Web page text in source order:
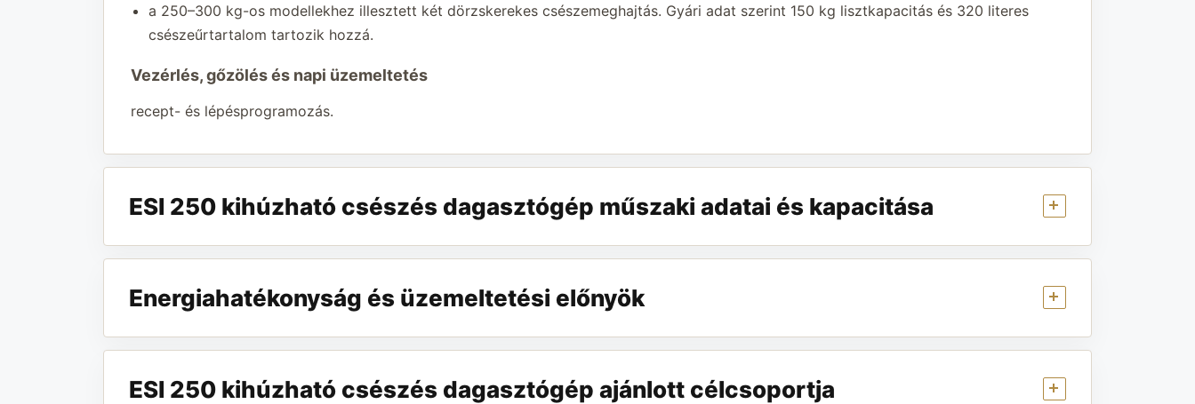
a 250–300 kg-os modellekhez illesztett két dörzskerekes csészemeghajtás. Gyári adat szerint 150 kg lisztkapacitás és 320 literes
csészeűrtartalom tartozik hozzá.
Vezérlés, gőzölés és napi üzemeltetés
recept- és lépésprogramozás.
ESI 250 kihúzható csészés dagasztógép műszaki adatai és kapacitása
Energiahatékonyság és üzemeltetési előnyök
ESI 250 kihúzható csészés dagasztógép ajánlott célcsoportja